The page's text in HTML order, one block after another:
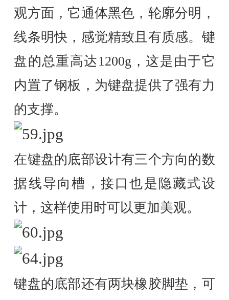
观方面，它通体黑色，轮廓分明，
线条明快，感觉精致且有质感。键
盘的总重高达1200g，这是由于它
内置了钢板，为键盘提供了强有力
的支撑。
在键盘的底部设计有三个方向的数
据线导向槽，接口也是隐藏式设
计，这样使用时可以更加美观。
键盘的底部还有两块橡胶脚垫，可